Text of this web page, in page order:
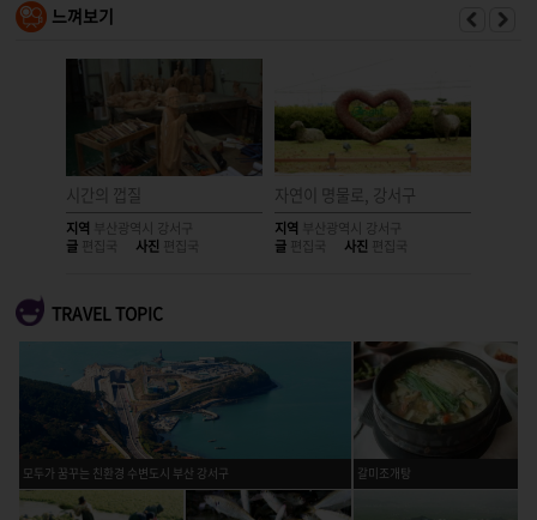
느껴보기
시간의 껍질
지역 부산광역시 강서구
글 편집국 사진 편집국
자연이 명물로, 강서구
지역 부산광역시 강서구
글 편집국 사진 편집국
TRAVEL TOPIC
모두가 꿈꾸는 친환경 수변도시 부산 강서구 갈미조개탕